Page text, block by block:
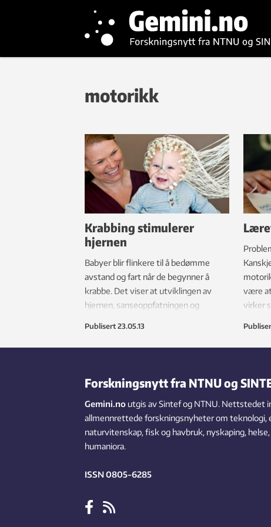
motorikk
Krabbing stimulerer
hjernen
Babyer blir flinkere til å bedømme
avstand og fart når de begynner å
krabbe. Det viser at utviklingen av
hjernen, sanseoppfatningen og
Publisert 23.05.13
være
virker
Forskningsnytt fra NTNU og
Gemini.no utgis av Sintef og NTNU. Nettstedet
allmennrettede forskningsnyheter om teknologi,
naturvitenskap, fisk og havbruk, nyskaping,
humaniora.
ISSN 0805-6285